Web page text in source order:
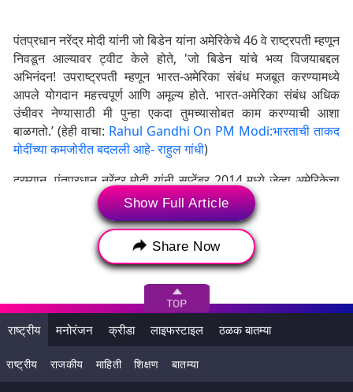
पंतप्रधान नरेंद्र मोदी यांनी जो बिडेन यांना अमेरिकेचे 46 वे राष्ट्रपती म्हणून
निवडून आल्यावर ट्वीट केले होते, 'जो बिडेन यांचे भव्य विजयाबद्दल
अभिनंदन! उपराष्ट्रपती म्हणून भारत-अमेरिका संबंध मजबूत करण्यामध्ये
आपले योगदान महत्त्वपूर्ण आणि अमूल्य होते. भारत-अमेरिका संबंध अधिक
उंचीवर नेण्यासाठी मी पुन्हा एकदा तुमच्यासोबत काम करण्याची आशा
बाळगतो.’ (हेही वाचा: Rahul Gandhi On PM Modi:भारताची ताकद
मोदींच्या कमजोरीत बदलली आहे- राहुल गांधी)
दरम्यान, पंतप्रधान नरेंद्र मोदी यांनी सप्टेंबर 2014 मध्ये जेव्हा अमेरिकेचा
दौरा केला होता, तेव्हा तत्कालीन उपराष्ट्रपती बिडेन यांनी त्यांच्यासाठी
मेजवानी दिली होती. बराक ओबामा यांच्या कार्यकाळात भारत आणि अमेरिका
यांच्यात राजनैतिक आणि संरक्षण संबंधात मोठा विस्तार झाला होता आणि
त्यामध्ये बिडेन यांनी महत्त्वाची भूमिका बजावली होती.
Show Full Article
Share Now
राष्ट्रीय मनोरंजन क्रीडा लाइफस्टाइल ठळक बातम्या
राष्ट्रीय राजकीय माहिती शिक्षण बातम्या